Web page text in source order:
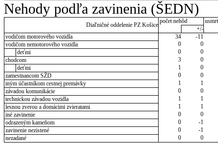
Nehody podľa zavinenia (ŠEDN)
Diaľničné oddelenie PZ Košice
počet nehôd
+/-
vodičom motorového vozidla
34
-11
vodičom nemotorového vozidla
0
0
deťmi
0
0
chodcom
3
0
deťmi
1
0
zamestnancom SŽD
0
0
iným účastníkom cestnej premávky
1
1
závadou komunikácie
0
0
technickou závadou vozidla
1
1
lesnou zverou a domácimi zvieratami
1
1
iné zavinenie
0
0
odrazeným kameňom
0
-1
zavinenie nezistené
0
-1
nezadané
0 0